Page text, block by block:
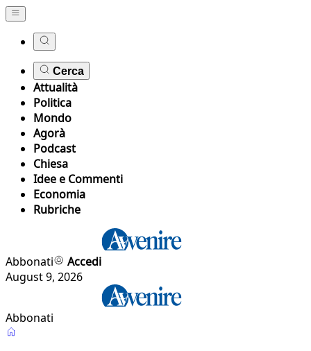
Cerca
Attualità
Politica
Mondo
Agorà
Podcast
Chiesa
Idee e Commenti
Economia
Rubriche
Abbonati
Accedi
August 9, 2026
Abbonati